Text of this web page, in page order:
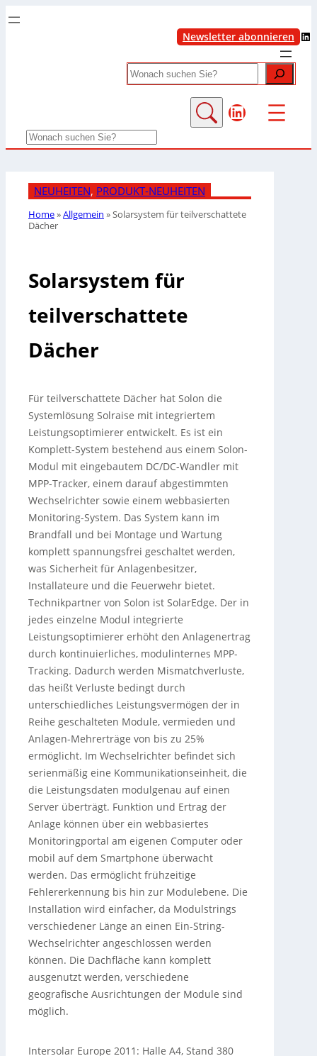
Newsletter abonnieren LinkedIn
Search
LinkedIn
Search
NEUHEITEN, PRODUKT-NEUHEITEN
Home»Allgemein »Solarsystem für teilverschattete
Dächer
Solarsystem für
teilverschattete
Dächer
Für teilverschattete Dächer hat Solon die
Systemlösung Solraise mit integriertem
Leistungsoptimierer entwickelt. Es ist ein
Komplett-System bestehend aus einem Solon-
Modul mit eingebautem DC/DC-Wandler mit
MPP-Tracker, einem darauf abgestimmten
Wechselrichter sowie einem webbasierten
Monitoring-System. Das System kann im
Brandfall und bei Montage und Wartung
komplett spannungsfrei geschaltet werden,
was Sicherheit für Anlagenbesitzer,
Installateure und die Feuerwehr bietet.
Technikpartner von Solon ist SolarEdge. Der in
jedes einzelne Modul integrierte
Leistungsoptimierer erhöht den Anlagenertrag
durch kontinuierliches, modulinternes MPP-
Tracking. Dadurch werden Mismatchverluste,
das heißt Verluste bedingt durch
unterschiedliches Leistungsvermögen der in
Reihe geschalteten Module, vermieden und
Anlagen-Mehrerträge von bis zu 25%
ermöglicht. Im Wechselrichter befindet sich
serienmäßig eine Kommunikationseinheit, die
die Leistungsdaten modulgenau auf einen
Server überträgt. Funktion und Ertrag der
Anlage können über ein webbasiertes
Monitoringportal am eigenen Computer oder
mobil auf dem Smartphone überwacht
werden. Das ermöglicht frühzeitige
Fehlererkennung bis hin zur Modulebene. Die
Installation wird einfacher, da Modulstrings
verschiedener Länge an einen Ein-String-
Wechselrichter angeschlossen werden
können. Die Dachfläche kann komplett
ausgenutzt werden, verschiedene
geografische Ausrichtungen der Module sind
möglich.
Intersolar Europe 2011: Halle A4, Stand 380